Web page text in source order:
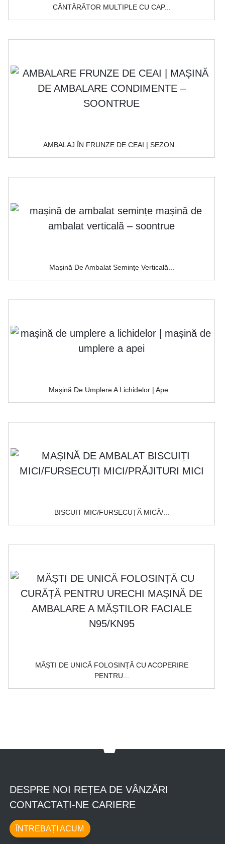
CÂNTĂRĂTOR MULTIPLE CU CAP...
AMBALAJ ÎN FRUNZE DE CEAI | SEZON...
Mașină De Ambalat Semințe Verticală...
Mașină De Umplere A Lichidelor | Ape...
BISCUIT MIC/FURSECUȚĂ MICĂ/...
MĂȘTI DE UNICĂ FOLOSINȚĂ CU ACOPERIRE
PENTRU...
DESPRE NOI REȚEA DE VÂNZĂRI
CONTACTAȚI-NE CARIERE
ÎNTREBAȚI ACUM